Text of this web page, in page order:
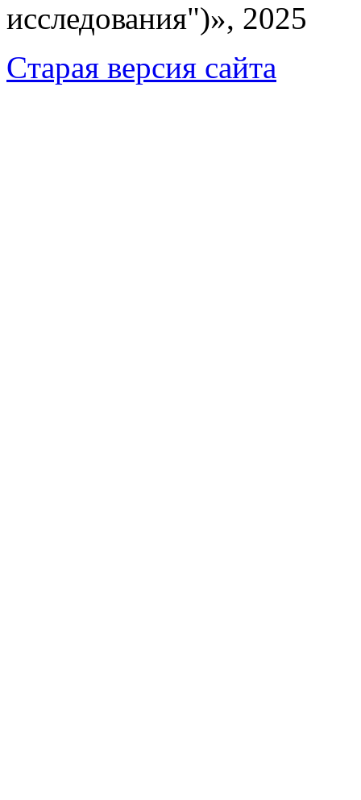
исследования")», 2025
Cтарая версия сайта